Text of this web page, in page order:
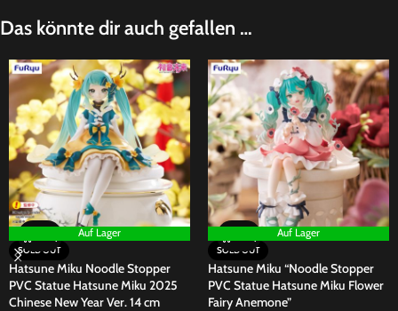
Das könnte dir auch gefallen …
Auf Lager
SOLD OUT
Hatsune Miku Noodle Stopper
PVC Statue Hatsune Miku 2025
Chinese New Year Ver. 14 cm
Auf Lager
SOLD OUT
Hatsune Miku “Noodle Stopper
PVC Statue Hatsune Miku Flower
Fairy Anemone”